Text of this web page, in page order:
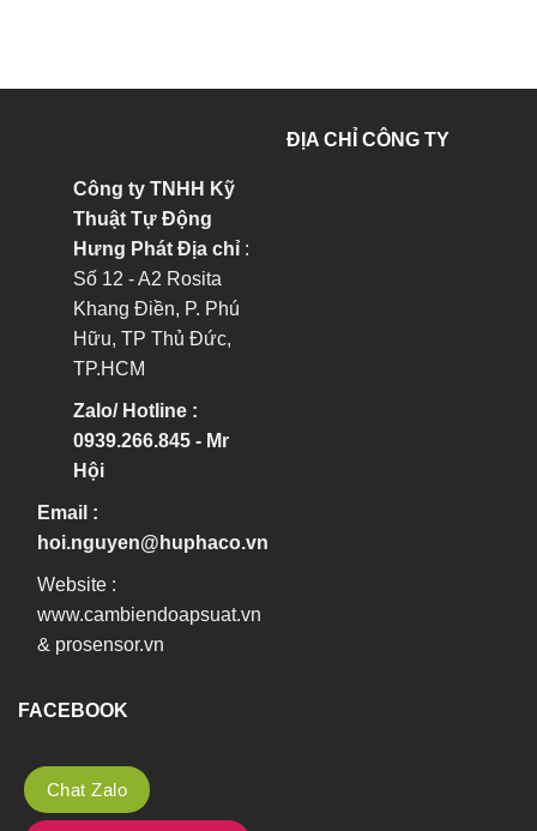
Công ty TNHH Kỹ
Thuật Tự Động
Hưng Phát Địa chỉ :
Số 12 - A2 Rosita
Khang Điền, P. Phú
Hữu, TP Thủ Đức,
TP.HCM
Zalo/ Hotline :
0939.266.845 - Mr
Hội
Email :
hoi.nguyen@huphaco.vn
Website :
www.cambiendoapsuat.vn
& prosensor.vn
ĐỊA CHỈ CÔNG TY
FACEBOOK
Chat Zalo